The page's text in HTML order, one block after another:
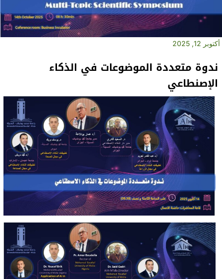
أكتوبر 12, 2025
ندوة متعددة الموضوعات في الذكاء
الإصنطاعي